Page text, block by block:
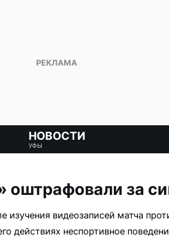
НОВОСТИ
УФЫ
оштрафовали за
видеозаписей матча
действиях неспортивное